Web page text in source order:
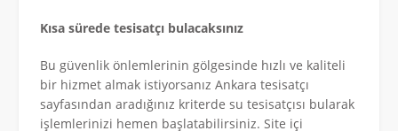
Kısa sürede tesisatçı bulacaksınız
Bu güvenlik önlemlerinin gölgesinde hızlı ve kaliteli
bir hizmet almak istiyorsanız Ankara tesisatçı
sayfasından aradığınız kriterde su tesisatçısı bularak
işlemlerinizi hemen başlatabilirsiniz. Site içi